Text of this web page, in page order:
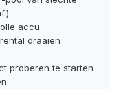
accu
draaien
proberen te starten